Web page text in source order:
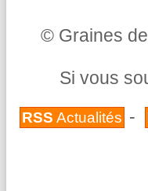
© Graines
Si vous
RSS Actualités -